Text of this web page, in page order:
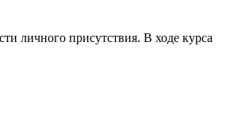
личного присутствия. В ходе курса